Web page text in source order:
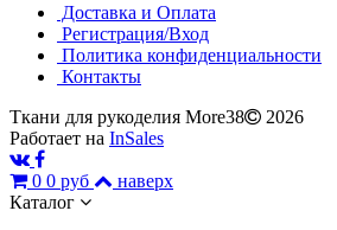
Доставка и Оплата
Регистрация/Вход
Политика конфиденциальности
Контакты
Ткани для рукоделия More38
2026
Работает на InSales
0 0 руб
наверх
Каталог